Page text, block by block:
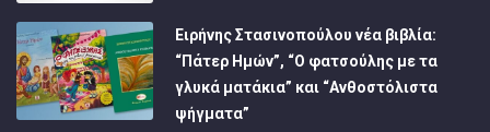
Ειρήνης Στασινοπούλου νέα βιβλία:
“Πάτερ Ημών”, “Ο φατσούλης με τα
γλυκά ματάκια” και “Ανθοστόλιστα
ψήγματα”